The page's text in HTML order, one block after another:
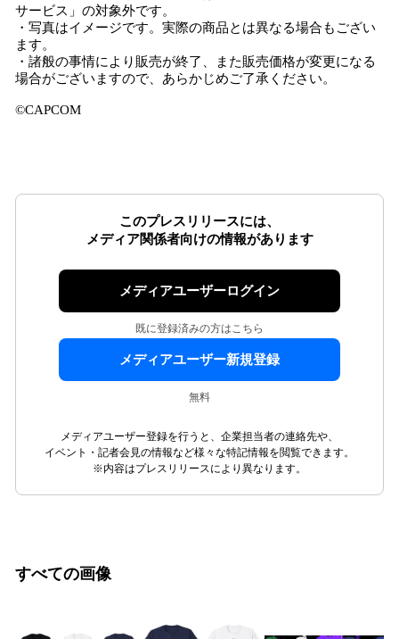
サービス」の対象外です。
・写真はイメージです。実際の商品とは異なる場合もござい
ます。
・諸般の事情により販売が終了、また販売価格が変更になる
場合がございますので、あらかじめご了承ください。
©CAPCOM
このプレスリリースには、
メディア関係者向けの情報があります
メディアユーザーログイン
既に登録済みの方はこちら
メディアユーザー新規登録
無料
メディアユーザー登録を行うと、企業担当者の連絡先や、
イベント・記者会見の情報など様々な特記情報を閲覧できます。
※内容はプレスリリースにより異なります。
すべての画像